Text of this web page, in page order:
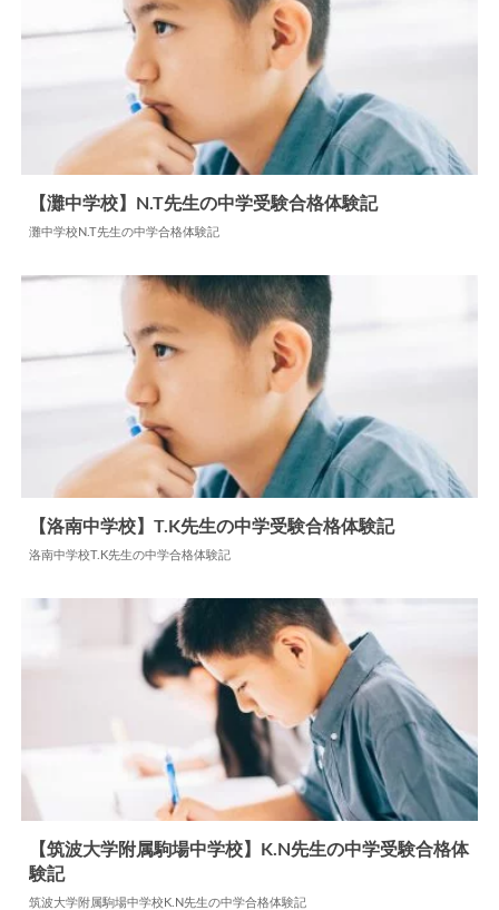
【灘中学校】N.T先生の中学受験合格体験記
灘中学校N.T先生の中学合格体験記
【洛南中学校】T.K先生の中学受験合格体験記
洛南中学校T.K先生の中学合格体験記
中学合格体験記
【筑波大学附属駒場中学校】K.N先生の中学受験合格体
験記
筑波大学附属駒場中学校K.N先生の中学合格体験記